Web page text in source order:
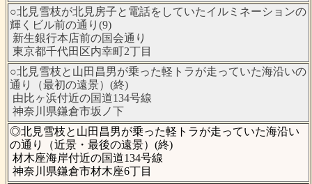
○北見雪枝が北見房子と電話をしていたイルミネーションの
輝くビル前の通り(9)
新生銀行本店前の国会通り
東京都千代田区内幸町2丁目
○北見雪枝と山田昌男が乗った軽トラが走っていた海沿いの
通り（最初の遠景）(終)
由比ヶ浜付近の国道134号線
神奈川県鎌倉市坂ノ下
◎北見雪枝と山田昌男が乗った軽トラが走っていた海沿い
の通り（近景・最後の遠景）(終)
材木座海岸付近の国道134号線
神奈川県鎌倉市材木座6丁目